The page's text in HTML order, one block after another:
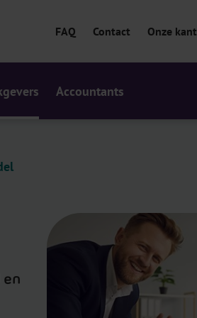
FAQ Contact Onze
Accountants